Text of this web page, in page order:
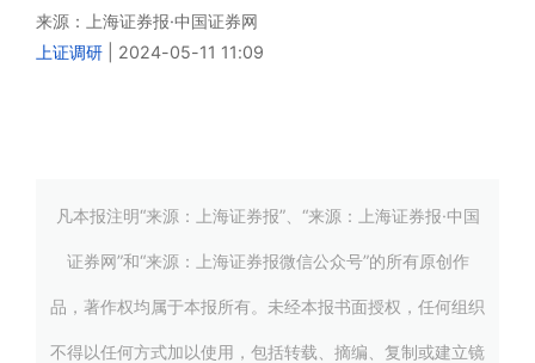
来源：
上海证券报·中国证券网
上证调研
2024-05-11 11:09
凡本报注明“来源：上海证券报”、“来源：上海证券报·中国
证券网”和“来源：上海证券报微信公众号”的所有原创作
品，著作权均属于本报所有。未经本报书面授权，任何组织
不得以任何方式加以使用，包括转载、摘编、复制或建立镜